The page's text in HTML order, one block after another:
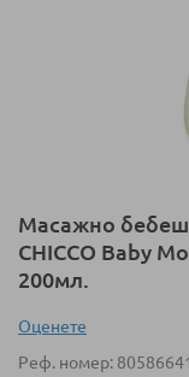
Преминете
към
началото
на
галерия
снимки
Масажно
CHICCO Baby
200мл.
Оценeте
Реф. номер